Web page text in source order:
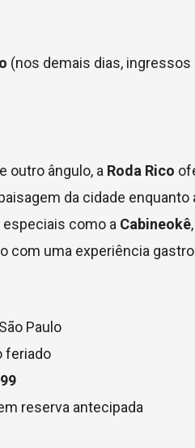
(nos demais dias, ingressos
outro ângulo, a Roda Rico
da cidade
como a Cabineokê
com uma experiência
Paulo
feriado
reserva antecipada